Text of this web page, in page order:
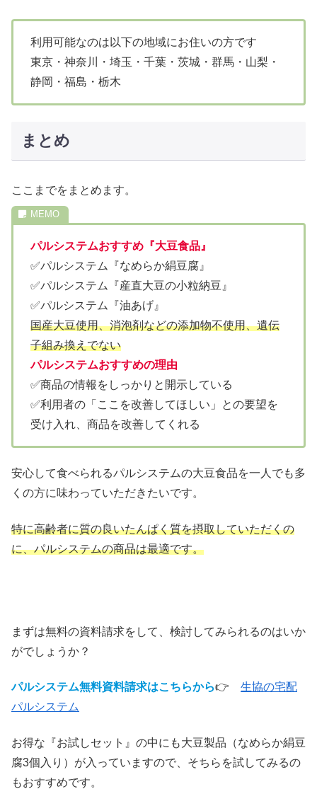
利用可能なのは以下の地域にお住いの方です
東京・神奈川・埼玉・千葉・茨城・群馬・山梨・
静岡・福島・栃木
まとめ
ここまでをまとめます。
パルシステムおすすめ『大豆食品』
✅パルシステム『なめらか絹豆腐』
✅パルシステム『産直大豆の小粒納豆』
✅パルシステム『油あげ』
国産大豆使用、消泡剤などの添加物不使用、遺伝
子組み換えでない
パルシステムおすすめの理由
✅商品の情報をしっかりと開示している
✅利用者の「ここを改善してほしい」との要望を
受け入れ、商品を改善してくれる
安心して食べられるパルシステムの大豆食品を一人でも多
くの方に味わっていただきたいです。
特に高齢者に質の良いたんぱく質を摂取していただくの
に、パルシステムの商品は最適です。
まずは無料の資料請求をして、検討してみられるのはいか
がでしょうか？
パルシステム無料資料請求はこちらから👉 生協の宅配
パルシステム
お得な『お試しセット』の中にも大豆製品（なめらか絹豆
腐3個入り）が入っていますので、そちらを試してみるの
もおすすめです。